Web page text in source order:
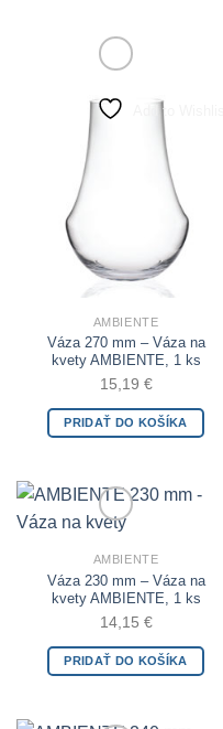
Add to Wishlist
AMBIENTE
Váza 270 mm – Váza na
kvety AMBIENTE, 1 ks
15,19 €
PRIDAŤ DO KOŠÍKA
Add to Wishlist
AMBIENTE
Váza 230 mm – Váza na
kvety AMBIENTE, 1 ks
14,15 €
PRIDAŤ DO KOŠÍKA